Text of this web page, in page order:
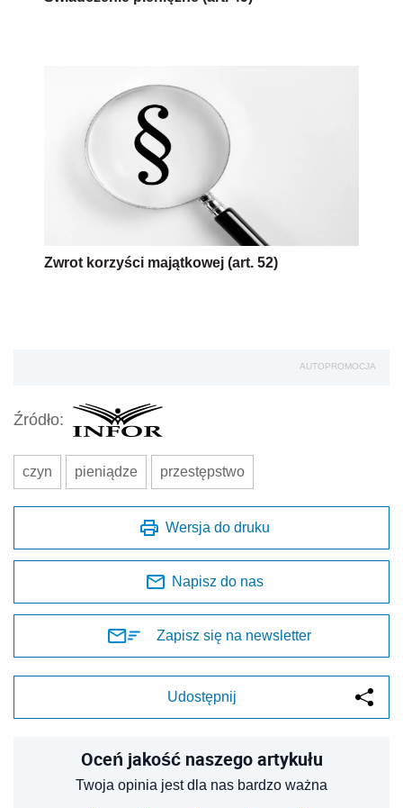
Zwrot korzyści majątkowej (art. 52)
AUTOPROMOCJA
Źródło:
czyn pieniądze przestępstwo
Wersja do druku
Napisz do nas
Zapisz się na newsletter
Udostępnij
Oceń jakość naszego artykułu
Twoja opinia jest dla nas bardzo ważna